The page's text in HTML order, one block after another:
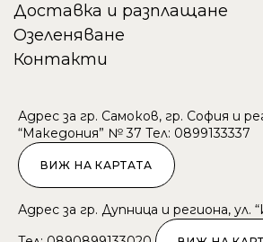
Доставка и разплащане
Озеленяване
Контакти
Адрес за гр. Самоков, гр. София и
“Македония” № 37 Тел: 0899133337
ВИЖ НА КАРТАТА
Адрес за гр. Дупница и региона, ул.